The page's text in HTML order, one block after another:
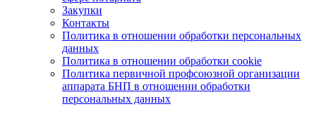
Закупки
Контакты
Политика в отношении обработки персональных
данных
Политика в отношении обработки cookie
Политика первичной профсоюзной организации
аппарата БНП в отношении обработки
персональных данных